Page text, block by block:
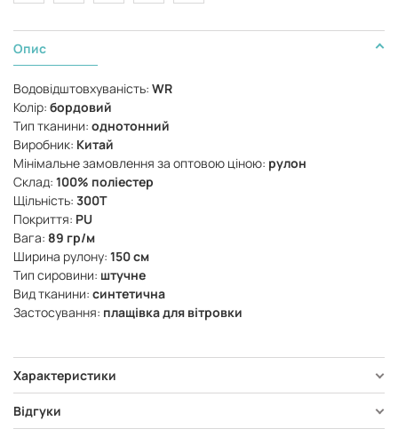
Опис
Водовідштовхуваність: WR
Колір: бордовий
Тип тканини: однотонний
Виробник: Китай
Мінімальне замовлення за оптовою ціною: рулон
Склад: 100% поліестер
Щільність: 300Т
Покриття: PU
Вага: 89 гр/м
Ширина рулону: 150 см
Тип сировини: штучне
Вид тканини: синтетична
Застосування: плащівка для вітровки
Характеристики
Відгуки